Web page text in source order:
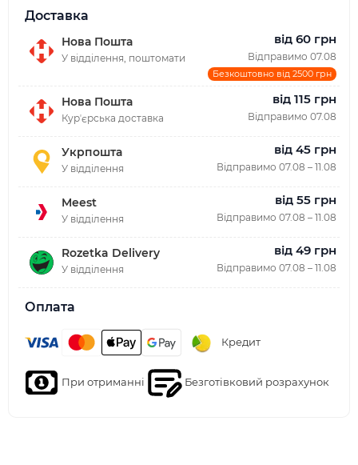
Доставка
Нова Пошта
У відділення, поштомати
від 60 грн
Відправимо 07.08
Безкоштовно від 2500 грн
Нова Пошта
Курʼєрська доставка
від 115 грн
Відправимо 07.08
Укрпошта
У відділення
від 45 грн
Відправимо 07.08 – 11.08
Meest
У відділення
від 55 грн
Відправимо 07.08 – 11.08
Rozetka Delivery
У відділення
від 49 грн
Відправимо 07.08 – 11.08
Оплата
Кредит
При отриманні Безготівковий розрахунок